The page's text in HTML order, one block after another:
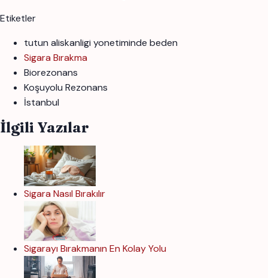
Etiketler
tutun aliskanligi yonetiminde beden
Sigara Bırakma
Biorezonans
Koşuyolu Rezonans
İstanbul
İlgili Yazılar
Sigara Nasıl Bırakılır
Sigarayı Bırakmanın En Kolay Yolu